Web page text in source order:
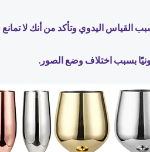
بسبب اختلاف وضع الصور.